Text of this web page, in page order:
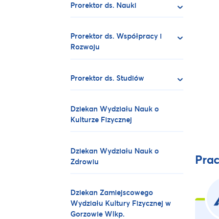
Prorektor ds. Nauki
Prorektor ds. Współpracy i
Rozwoju
Prorektor ds. Studiów
Dziekan Wydziału Nauk o
Kulturze Fizycznej
Dziekan Wydziału Nauk o
Zdrowiu
Dziekan Zamiejscowego
Wydziału Kultury Fizycznej w
Gorzowie Wlkp.